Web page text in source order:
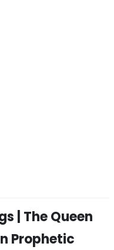
| The Queen
Prophetic